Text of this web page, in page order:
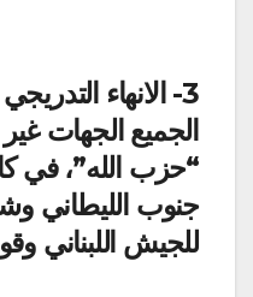
3- الانهاء
الجميع الجهات غير
“حزب الله”، في
جنوب الليطاني
للجيش اللبناني